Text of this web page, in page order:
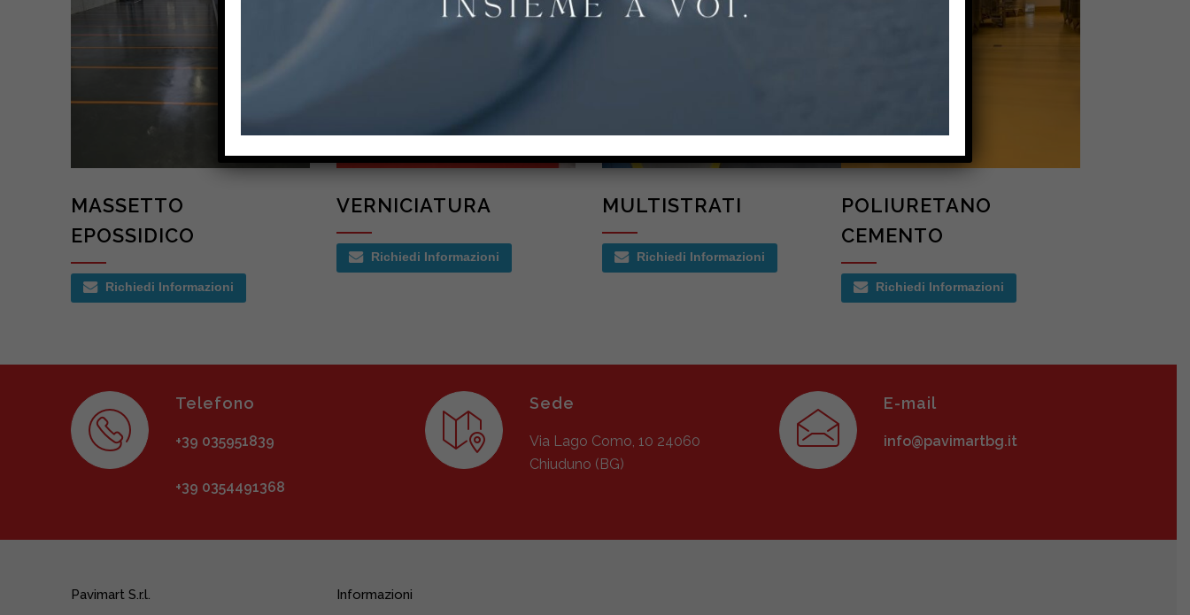
MASSETTO
EPOSSIDICO
Richiedi Informazioni
VERNICIATURA
Richiedi Informazioni
MULTISTRATI
Richiedi Informazioni
POLIURETANO
CEMENTO
Richiedi Informazioni
Telefono
+39 035951839
+39 0354491368
Sede
Via Lago Como, 10 24060
Chiuduno (BG)
E-mail
info@pavimartbg.it
Pavimart S.r.l. Informazioni